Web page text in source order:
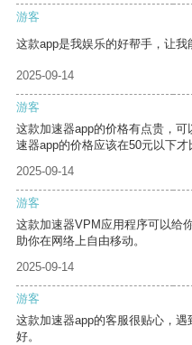
游客
这款app是我娱乐的好帮手，让我
2025-09-14
游客
这款加速器app的价格有点贵，
速器app的价格应该在50元以下才
2025-09-14
游客
这款加速器VPM应用程序可以给
助你在网络上自由移动。
2025-09-14
游客
这款加速器app的客服很贴心，
好。